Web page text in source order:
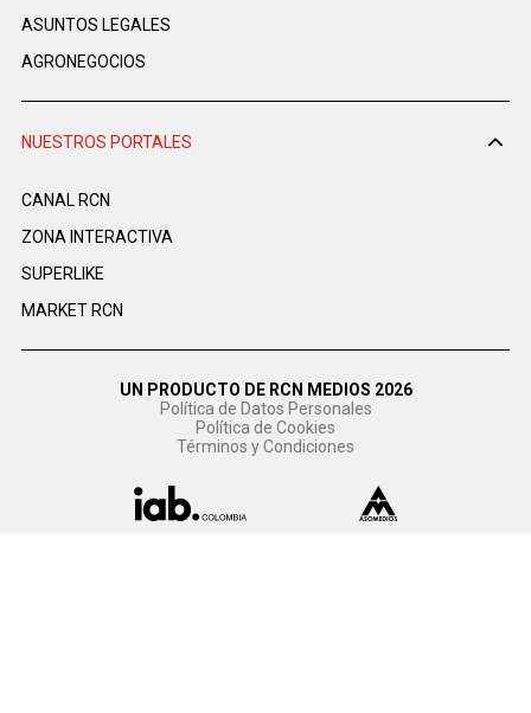
ASUNTOS LEGALES
AGRONEGOCIOS
NUESTROS PORTALES
CANAL RCN
ZONA INTERACTIVA
SUPERLIKE
MARKET RCN
UN PRODUCTO DE RCN MEDIOS 2026
Política de Datos Personales
Política de Cookies
Términos y Condiciones